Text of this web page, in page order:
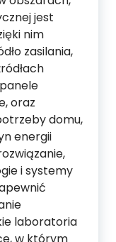
jest
nim
zasilania,
oraz
domu,
energii
i systemy
laboratoria